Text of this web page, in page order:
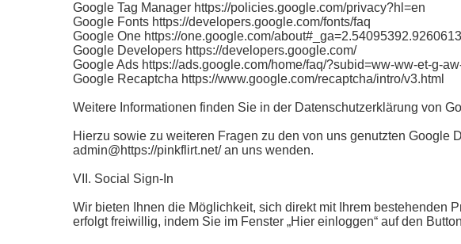
Google Tag Manager https://policies.google.com/privacy?hl=en
Google Fonts https://developers.google.com/fonts/faq
Google One https://one.google.com/
Google Developers https://developers.google.com/
Google Ads https://ads.google.com/home/faq/?subid=ww-ww-et-g-
Google Recaptcha https://www.google.com/recaptcha/intro/v3.html
Weitere Informationen finden Sie in der Datenschutzerklärung von
Hierzu sowie zu weiteren Fragen zu den von uns genutzten
admin@https://pinkflirt.net/ an uns wenden.
VII. Social Sign-In
Wir bieten Ihnen die Möglichkeit, sich direkt mit Ihrem bestehenden
erfolgt freiwillig, indem Sie im Fenster „Hier einloggen“ auf den